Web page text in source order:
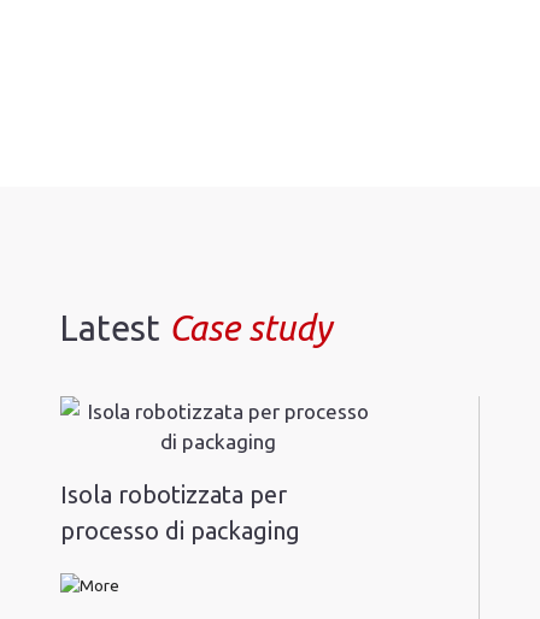
Latest Case study
Isola robotizzata per
processo di packaging